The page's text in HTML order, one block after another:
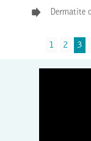
Dermatite
1 2 3